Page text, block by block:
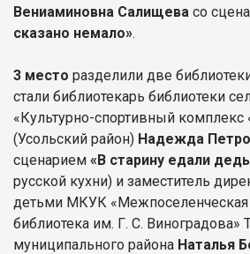
Вениаминовна Салищева со
сказано немало».
3 место разделили две
стали библиотекарь библиотеки
«Культурно-спортивный комплекс
(Усольский район) Надежда
сценарием «В старину едали
русской кухни) и заместитель
детьми МКУК «Межпоселенческая
библиотека им. Г. С. Виноградова»
муниципального района Наталья